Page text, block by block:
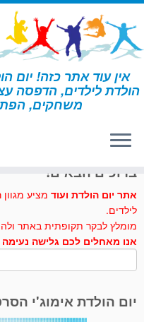
דלג
לתוכן
אין עוד אתר כזה! יום
הולדת לילדים, הדפסה
משחקים, דף הבית » ילד צרפתי
ברוכים הבאים!
אתר יום הולדת ועוד מציע
לילדים.
מומלץ לבקר תקופתית באתר
אנו מאחלים לכם גלישה נעימה
יום הולדת אימוג'י